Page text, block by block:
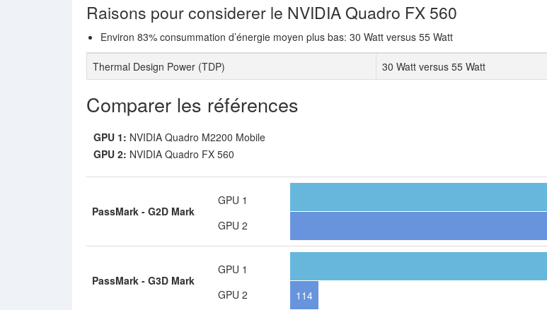
Raisons pour considerer le NVIDIA Quadro FX 560
Environ 83% consummation d’énergie moyen plus bas: 30 Watt versus 55 Watt
Thermal Design Power (TDP) 30 Watt versus 55 Watt
Comparer les références
GPU 1: NVIDIA Quadro M2200 Mobile
GPU 2: NVIDIA Quadro FX 560
PassMark - G2D Mark
GPU 1
GPU 2
PassMark - G3D Mark
GPU 1
GPU 2
114